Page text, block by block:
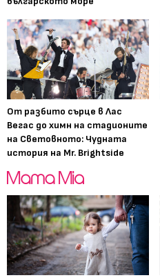
От разбито сърце в Лас
Вегас до химн на стадионите
на Световното: Чудната
история на Mr. Brightside